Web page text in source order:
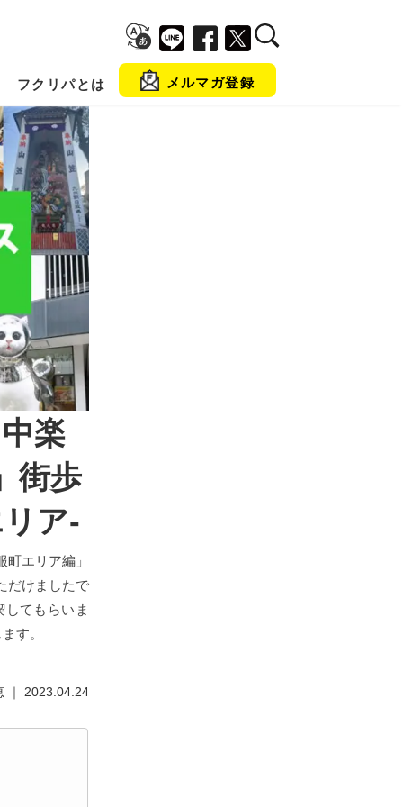
フクリパとは メルマガ登録
楽
街歩
ア-
エリア編」
だけましたで
てもらいま
す。
｜ 2023.04.24